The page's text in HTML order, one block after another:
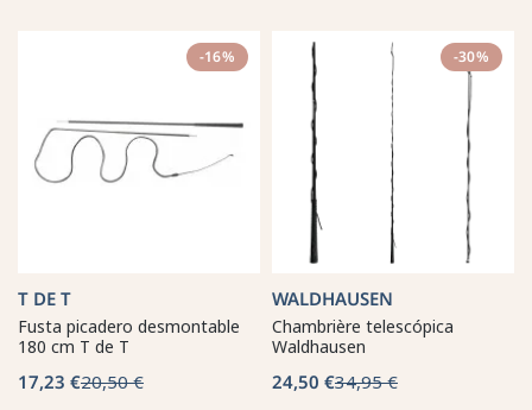
-16%
T DE T
Fusta picadero desmontable
180 cm T de T
17,23 €20,50 €
-30%
WALDHAUSEN
Chambrière telescópica
Waldhausen
24,50 €34,95 €